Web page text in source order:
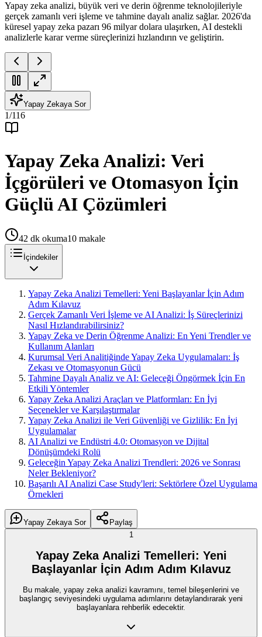
Yapay zeka analizi, büyük veri ve derin öğrenme teknolojileriyle
gerçek zamanlı veri işleme ve tahmine dayalı analiz sağlar. 2026'da
küresel yapay zeka pazarı 96 milyar dolara ulaşırken, AI destekli
analizlerle karar verme süreçlerinizi hızlandırın ve geliştirin.
Yapay Zekaya Sor
1/116
Yapay Zeka Analizi: Veri
İçgörüleri ve Otomasyon İçin
Güçlü AI Çözümleri
42 dk okuma10 makale
İçindekiler
Yapay Zeka Analizi Temelleri: Yeni Başlayanlar İçin Adım
Adım Kılavuz
Gerçek Zamanlı Veri İşleme ve AI Analizi: İş Süreçlerinizi
Nasıl Hızlandırabilirsiniz?
Yapay Zeka ve Derin Öğrenme Analizi: En Yeni Trendler ve
Kullanım Alanları
Kurumsal Veri Analitiğinde Yapay Zeka Uygulamaları: İş
Zekası ve Otomasyonun Gücü
Tahmine Dayalı Analiz ve AI: Geleceği Öngörmek İçin En
Etkili Yöntemler
Yapay Zeka Analizi Araçları ve Platformları: En İyi
Seçenekler ve Karşılaştırmalar
Yapay Zeka Analizi ile Veri Güvenliği ve Gizlilik: En İyi
Uygulamalar
AI Analizi ve Endüstri 4.0: Otomasyon ve Dijital
Dönüşümdeki Rolü
Geleceğin Yapay Zeka Analizi Trendleri: 2026 ve Sonrası
Neler Bekleniyor?
Başarılı AI Analizi Case Study'leri: Sektörlere Özel Uygulama
Örnekleri
Yapay Zekaya Sor
Paylaş
1
Yapay Zeka Analizi Temelleri: Yeni
Başlayanlar İçin Adım Adım Kılavuz
Bu makale, yapay zeka analizi kavramını, temel bileşenlerini ve
başlangıç seviyesindeki uygulama adımlarını detaylandırarak yeni
başlayanlara rehberlik edecektir.